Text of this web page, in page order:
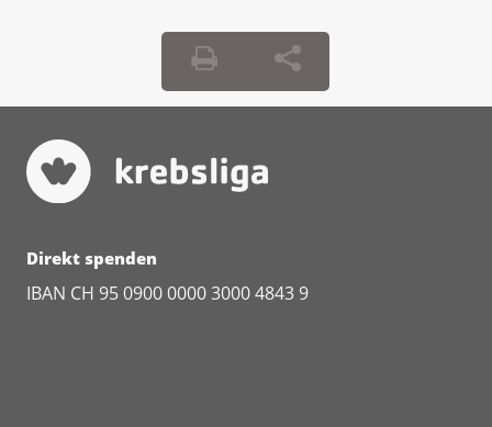
Direkt spenden
IBAN CH 95 0900 0000 3000 4843 9